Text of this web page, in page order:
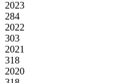
2023
284
2022
303
2021
318
2020